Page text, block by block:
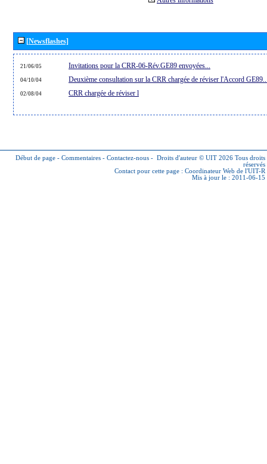
[Newsflashes]
21/06/05 Invitations pour la CRR-06-Rév.GE89 envoyées...
04/10/04 Deuxième consultation sur la CRR chargée de réviser l'Accord
02/08/04 CRR chargée de réviser l
Début de page - Commentaires - Contactez-nous - Droits d'auteur © UIT 2026 Tous droits
réservés
Contact pour cette page : Coordinateur Web de l'UIT-R
Mis à jour le : 2011-06-15